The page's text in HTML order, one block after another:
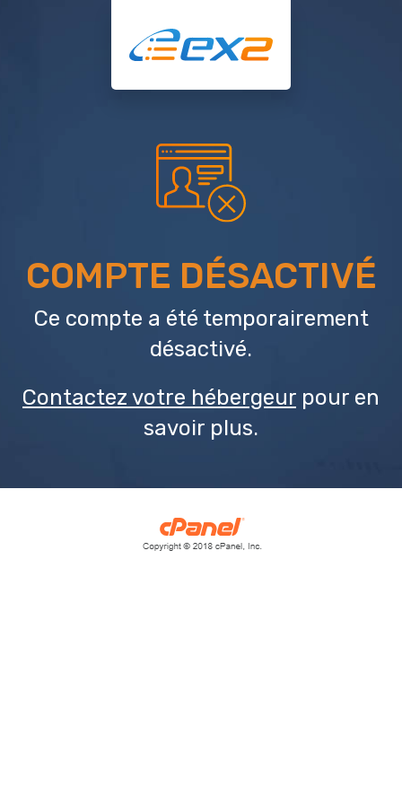
COMPTE DÉSACTIVÉ
Ce compte a été temporairement
désactivé.
Contactez votre hébergeur pour en
savoir plus.